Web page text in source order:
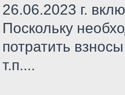
26.06.2023 г.
Поскольку
потратить
т.п....